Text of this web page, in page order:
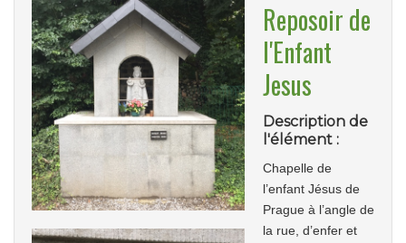
Reposoir de
l'Enfant
Jesus
Description de
l'élément :
Chapelle de
l’enfant Jésus de
Prague à l’angle de
la rue, d’enfer et